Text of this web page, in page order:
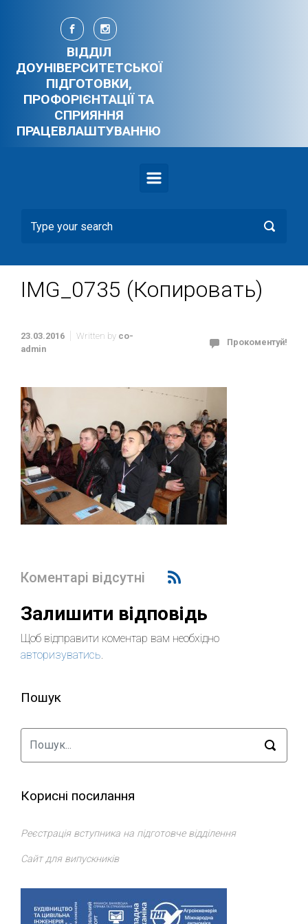
Skip to main content
ВІДДІЛ
ДОУНІВЕРСИТЕТСЬКОЇ
ПІДГОТОВКИ,
ПРОФОРІЄНТАЦІЇ ТА
СПРИЯННЯ
ПРАЦЕВЛАШТУВАННЮ
IMG_0735 (Копировать)
23.03.2016 Written by co-
admin
Прокоментуй!
Коментарі відсутні
Залишити відповідь
Щоб відправити коментар вам необхідно
авторизуватись.
Пошук
Корисні посилання
Реєстрація вступника на підготовче відділення
Сайт для випускників